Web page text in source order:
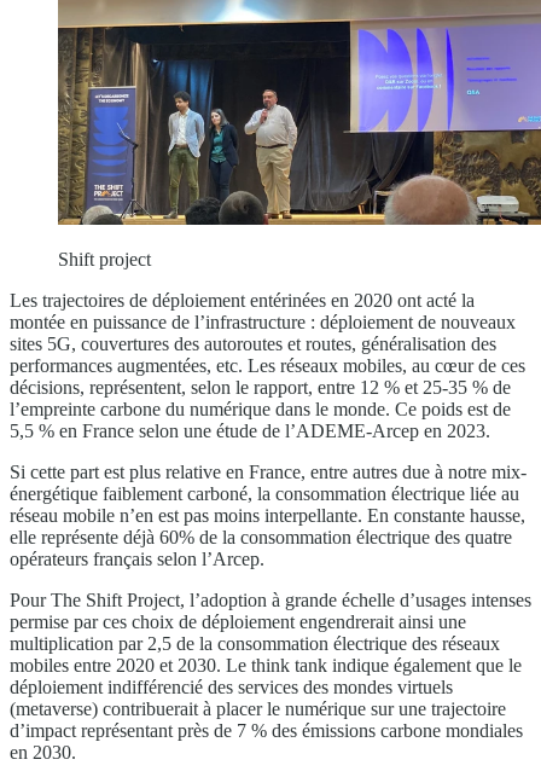
Shift project
Les trajectoires de déploiement entérinées en 2020 ont acté la
montée en puissance de l’infrastructure : déploiement de nouveaux
sites 5G, couvertures des autoroutes et routes, généralisation des
performances augmentées, etc. Les réseaux mobiles, au cœur de ces
décisions, représentent, selon le rapport, entre 12 % et 25-35 % de
l’empreinte carbone du numérique dans le monde. Ce poids est de
5,5 % en France selon une étude de l’ADEME-Arcep en 2023.
Si cette part est plus relative en France, entre autres due à notre mix-
énergétique faiblement carboné, la consommation électrique liée au
réseau mobile n’en est pas moins interpellante. En constante hausse,
elle représente déjà 60% de la consommation électrique des quatre
opérateurs français selon l’Arcep.
Pour The Shift Project, l’adoption à grande échelle d’usages intenses
permise par ces choix de déploiement engendrerait ainsi une
multiplication par 2,5 de la consommation électrique des réseaux
mobiles entre 2020 et 2030. Le think tank indique également que le
déploiement indifférencié des services des mondes virtuels
(metaverse) contribuerait à placer le numérique sur une trajectoire
d’impact représentant près de 7 % des émissions carbone mondiales
en 2030.